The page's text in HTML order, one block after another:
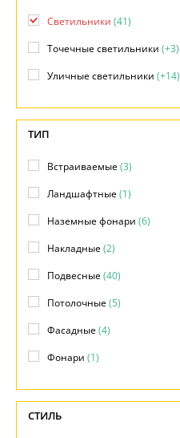
Доставка и оплата
Гарантия
Возврат
Установка
Бренды
Контакты
Светильники (41)
Точечные светильники (+3)
Уличные светильники (+14)
ТИП
Встраиваемые(3)
Ландшафтные(1)
Наземные фонари (6)
Накладные(2)
Подвесные(40)
Потолочные(5)
Фасадные(4)
Фонари (1)
СТИЛЬ